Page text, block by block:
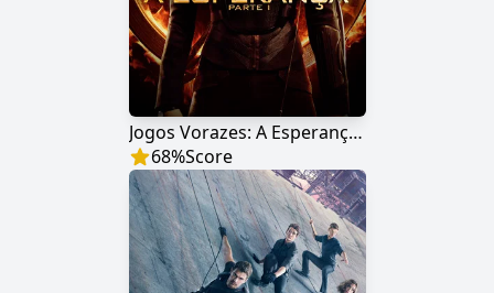
Jogos Vorazes: A Esperança - Parte 1
68%Score